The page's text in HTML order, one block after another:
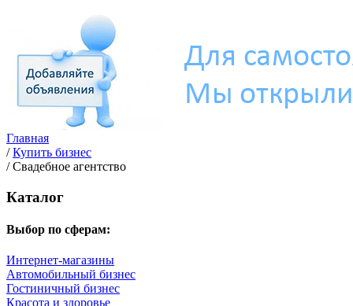
Главная
/Купить бизнес
/Свадебное агентство
Каталог
Выбор по сферам:
Интернет-магазины
Автомобильный бизнес
Гостиничный бизнес
Красота и здоровье